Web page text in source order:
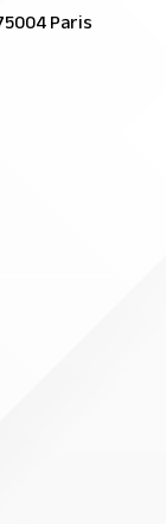
Paris